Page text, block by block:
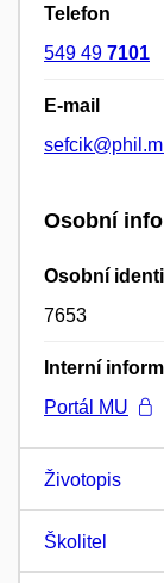
Telefon
549 49 7101
E-mail
Osobní
Osobní
7653
Interní
Portál MU
Životopis
Školitel